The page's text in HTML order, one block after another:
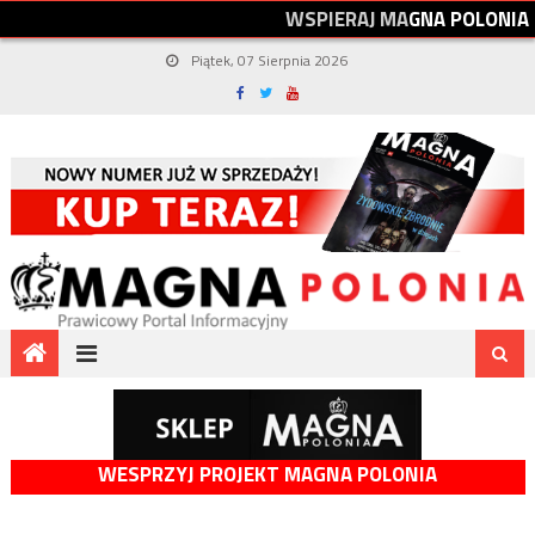
WSPIERAJMAGNAPOLONIA
Piątek, 07 Sierpnia 2026
WESPRZYJ PROJEKT MAGNA POLONIA